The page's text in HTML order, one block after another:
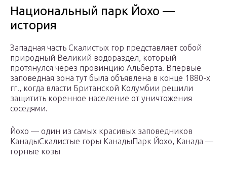
Национальный парк Йохо —
история
Западная часть Скалистых гор представляет собой
природный Великий водораздел, который
протянулся через провинцию Альберта. Впервые
заповедная зона тут была объявлена в конце 1880-х
гг., когда власти Британской Колумбии решили
защитить коренное население от уничтожения
соседями.
Йохо — один из самых красивых заповедников
КанадыСкалистые горы КанадыПарк Йохо, Канада —
горные козы